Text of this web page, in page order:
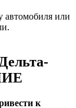
автомобиля или
к